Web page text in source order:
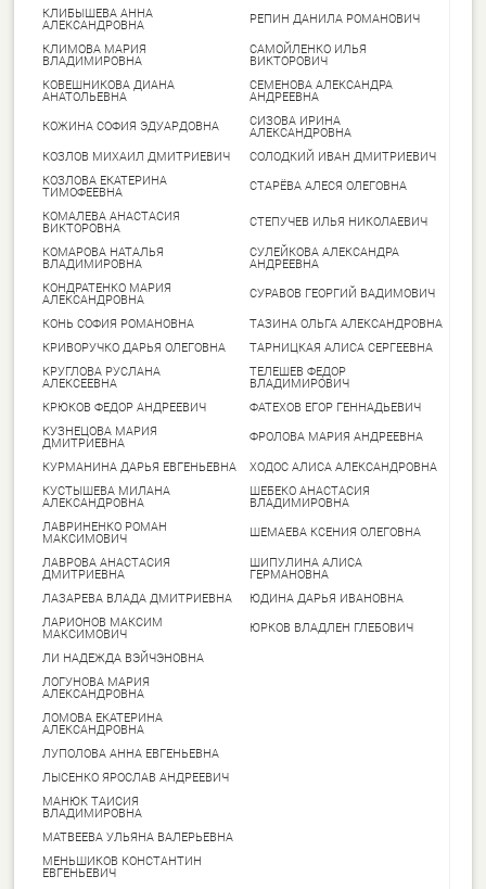
КЛИБЫШЕВА АННА
АЛЕКСАНДРОВНА
РЕПИН ДАНИЛА РОМАНОВИЧ
КЛИМОВА МАРИЯ
ВЛАДИМИРОВНА
САМОЙЛЕНКО ИЛЬЯ
ВИКТОРОВИЧ
КОВЕШНИКОВА ДИАНА
АНАТОЛЬЕВНА
СЕМЕНОВА АЛЕКСАНДРА
АНДРЕЕВНА
КОЖИНА СОФИЯ ЭДУАРДОВНА
СИЗОВА ИРИНА
АЛЕКСАНДРОВНА
КОЗЛОВ МИХАИЛ ДМИТРИЕВИЧ
СОЛОДКИЙ ИВАН ДМИТРИЕВИЧ
КОЗЛОВА ЕКАТЕРИНА
ТИМОФЕЕВНА
СТАРЁВА АЛЕСЯ ОЛЕГОВНА
КОМАЛЕВА АНАСТАСИЯ
ВИКТОРОВНА
СТЕПУЧЕВ ИЛЬЯ НИКОЛАЕВИЧ
КОМАРОВА НАТАЛЬЯ
ВЛАДИМИРОВНА
СУЛЕЙКОВА АЛЕКСАНДРА
АНДРЕЕВНА
КОНДРАТЕНКО МАРИЯ
АЛЕКСАНДРОВНА
СУРАВОВ ГЕОРГИЙ ВАДИМОВИЧ
КОНЬ СОФИЯ РОМАНОВНА
ТАЗИНА ОЛЬГА АЛЕКСАНДРОВНА
КРИВОРУЧКО ДАРЬЯ ОЛЕГОВНА
ТАРНИЦКАЯ АЛИСА СЕРГЕЕВНА
КРУГЛОВА РУСЛАНА
АЛЕКСЕЕВНА
ТЕЛЕШЕВ ФЕДОР
ВЛАДИМИРОВИЧ
КРЮКОВ ФЕДОР АНДРЕЕВИЧ
ФАТЕХОВ ЕГОР ГЕННАДЬЕВИЧ
КУЗНЕЦОВА МАРИЯ
ДМИТРИЕВНА
ФРОЛОВА МАРИЯ АНДРЕЕВНА
КУРМАНИНА ДАРЬЯ ЕВГЕНЬЕВНА
ХОДОС АЛИСА АЛЕКСАНДРОВНА
КУСТЫШЕВА МИЛАНА
АЛЕКСАНДРОВНА
ШЕБЕКО АНАСТАСИЯ
ВЛАДИМИРОВНА
ЛАВРИНЕНКО РОМАН
МАКСИМОВИЧ
ШЕМАЕВА КСЕНИЯ ОЛЕГОВНА
ЛАВРОВА АНАСТАСИЯ
ДМИТРИЕВНА
ШИПУЛИНА АЛИСА
ГЕРМАНОВНА
ЛАЗАРЕВА ВЛАДА ДМИТРИЕВНА
ЮДИНА ДАРЬЯ ИВАНОВНА
ЛАРИОНОВ МАКСИМ
МАКСИМОВИЧ
ЮРКОВ ВЛАДЛЕН ГЛЕБОВИЧ
ЛИ НАДЕЖДА ВЭЙЧЭНОВНА
ЛОГУНОВА МАРИЯ
АЛЕКСАНДРОВНА
ЛОМОВА ЕКАТЕРИНА
АЛЕКСАНДРОВНА
ЛУПОЛОВА АННА ЕВГЕНЬЕВНА
ЛЫСЕНКО ЯРОСЛАВ АНДРЕЕВИЧ
МАНЮК ТАИСИЯ
ВЛАДИМИРОВНА
МАТВЕЕВА УЛЬЯНА ВАЛЕРЬЕВНА
МЕНЬШИКОВ КОНСТАНТИН
ЕВГЕНЬЕВИЧ